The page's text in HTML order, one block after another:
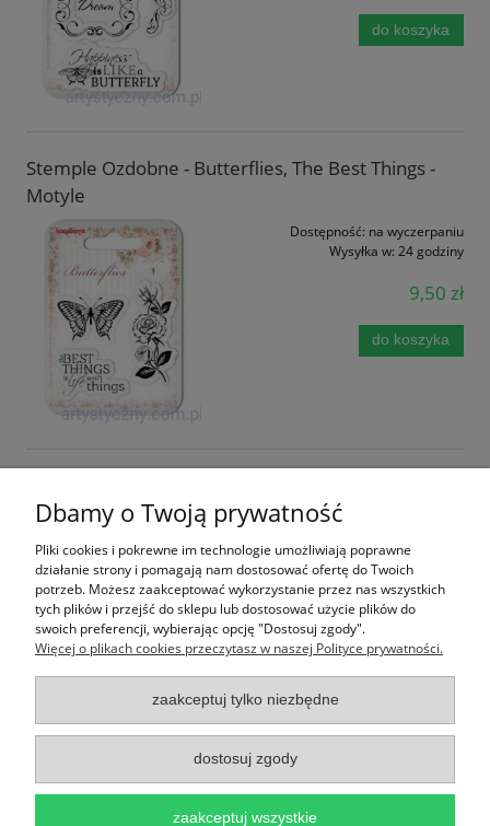
do koszyka
Stemple Ozdobne - Butterflies, The Best Things -
Motyle
Dostępność: na wyczerpaniu
Wysyłka w: 24 godziny
9,50 zł
do koszyka
Dostępność:
Wysyłka w:24 godziny
9,50 zł
Dbamy o Twoją prywatność
Pliki cookies i pokrewne im technologie umożliwiają poprawne
działanie strony i pomagają nam dostosować ofertę do Twoich
potrzeb. Możesz zaakceptować wykorzystanie przez nas wszystkich
tych plików i przejść do sklepu lub dostosować użycie plików do
swoich preferencji, wybierając opcję "Dostosuj zgody".
Więcej o plikach cookies przeczytasz w naszej Polityce prywatności.
zaakceptuj tylko niezbędne
dostosuj zgody
zaakceptuj wszystkie